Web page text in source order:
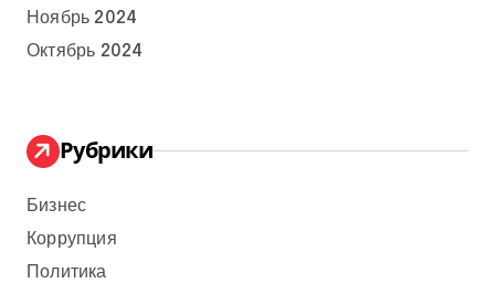
Ноябрь 2024
Октябрь 2024
Рубрики
Бизнес
Коррупция
Политика